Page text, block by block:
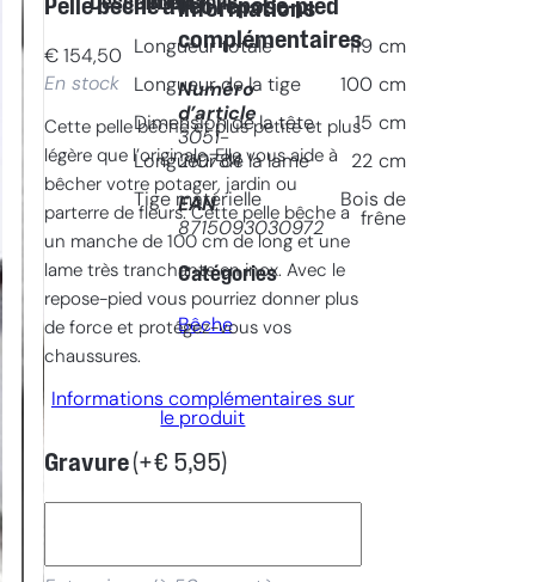
Pelle bêche avec repose-pied
€ 154,50
En stock
Cette pelle bêche et plus petite et plus
légère que l’originale. Elle vous aide à
bêcher votre potager, jardin ou
parterre de fleurs. Cette pelle bêche a
un manche de 100 cm de long et une
lame très tranchante en inox. Avec le
repose-pied vous pourriez donner plus
de force et protégez-vous vos
chaussures.
Informations complémentaires sur
le produit
Gravure(+€ 5,95)
Description
Dimensions
Longueur totale 119 cm
Longueur de la tige 100 cm
Dimension de la tête 15 cm
Longueur de la lame 22 cm
Tige matérielle
Bois de
frêne
Informations
complémentaires
Numéro
d’article
3051-
210784
EAN
8715093030972
Catégories
Bêche